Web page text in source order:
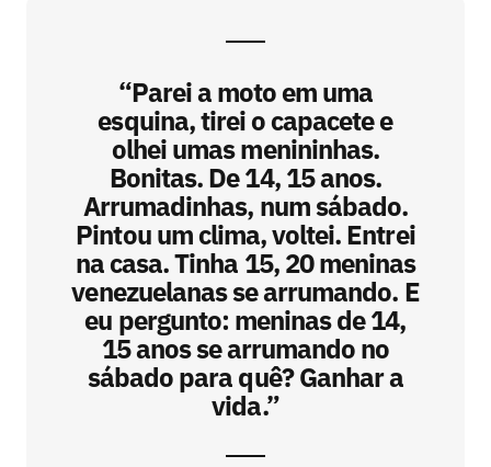
“Parei a moto em uma
esquina, tirei o capacete e
olhei umas menininhas.
Bonitas. De 14, 15 anos.
Arrumadinhas, num sábado.
Pintou um clima, voltei. Entrei
na casa. Tinha 15, 20 meninas
venezuelanas se arrumando. E
eu pergunto: meninas de 14,
15 anos se arrumando no
sábado para quê? Ganhar a
vida.”